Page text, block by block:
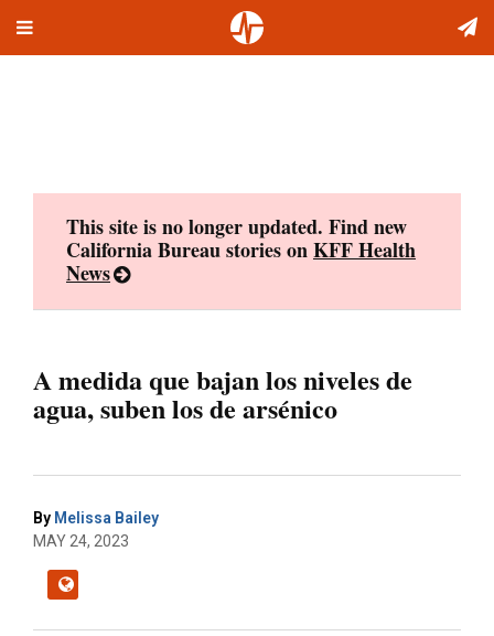
Toggle
This site is no longer updated. Find new
California Bureau stories onKFF Health
News
A medida que bajan los niveles de
agua, suben los de arsénico
By Melissa Bailey
MAY 24, 2023